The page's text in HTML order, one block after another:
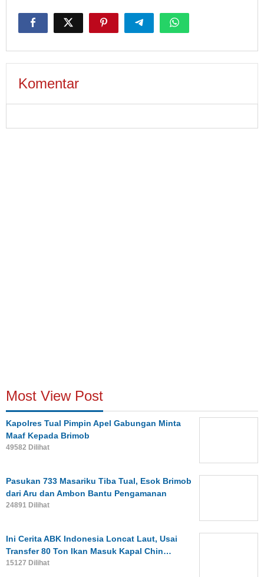
Komentar
Most View Post
Kapolres Tual Pimpin Apel Gabungan Minta
Maaf Kepada Brimob
49582 Dilihat
Pasukan 733 Masariku Tiba Tual, Esok Brimob
dari Aru dan Ambon Bantu Pengamanan
24891 Dilihat
Ini Cerita ABK Indonesia Loncat Laut, Usai
Transfer 80 Ton Ikan Masuk Kapal Chin…
15127 Dilihat